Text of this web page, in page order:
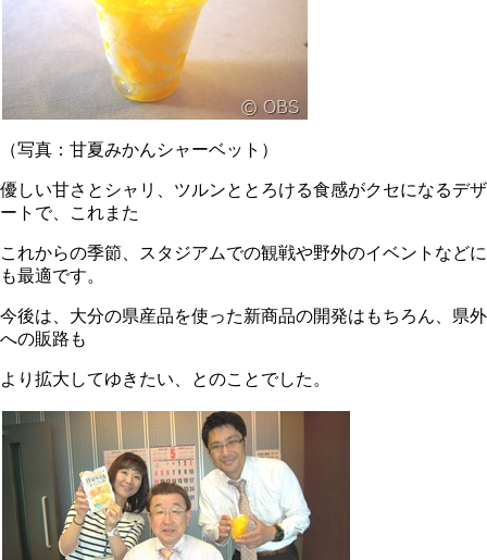
（写真：甘夏みかんシャーベット）
優しい甘さとシャリ、ツルンととろける食感がクセになるデザ
ートで、これまた
これからの季節、スタジアムでの観戦や野外のイベントなどに
も最適です。
今後は、大分の県産品を使った新商品の開発はもちろん、県外
への販路も
より拡大してゆきたい、とのことでした。